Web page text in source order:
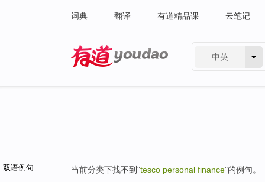
词典 翻译 有道精品课 云笔记
中英
双语例句 当前分类下找不到"tesco personal finance"的例句。